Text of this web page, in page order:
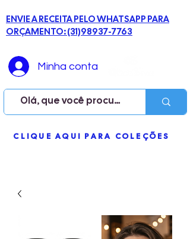
CLIQUE AQUI PARA COLEÇÕES
ME
NU
ENVIE A RECEITA PELO WHATSAPP PARA
ORÇAMENTO: (31)98937-7763
Minha conta